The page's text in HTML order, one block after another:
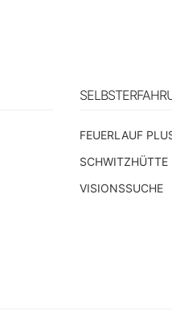
FEUERLAUF
SCHWITZHÜTTE
VISIONSSUCHE